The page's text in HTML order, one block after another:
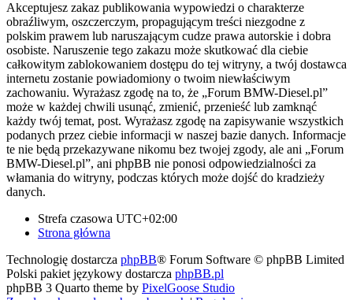
Akceptujesz zakaz publikowania wypowiedzi o charakterze
obraźliwym, oszczerczym, propagującym treści niezgodne z
polskim prawem lub naruszającym cudze prawa autorskie i dobra
osobiste. Naruszenie tego zakazu może skutkować dla ciebie
całkowitym zablokowaniem dostępu do tej witryny, a twój dostawca
internetu zostanie powiadomiony o twoim niewłaściwym
zachowaniu. Wyrażasz zgodę na to, że „Forum BMW-Diesel.pl”
może w każdej chwili usunąć, zmienić, przenieść lub zamknąć
każdy twój temat, post. Wyrażasz zgodę na zapisywanie wszystkich
podanych przez ciebie informacji w naszej bazie danych. Informacje
te nie będą przekazywane nikomu bez twojej zgody, ale ani „Forum
BMW-Diesel.pl”, ani phpBB nie ponosi odpowiedzialności za
włamania do witryny, podczas których może dojść do kradzieży
danych.
Strefa czasowa UTC+02:00
Strona główna
Technologię dostarcza phpBB® Forum Software © phpBB Limited
Polski pakiet językowy dostarcza phpBB.pl
phpBB 3 Quarto theme by PixelGoose Studio